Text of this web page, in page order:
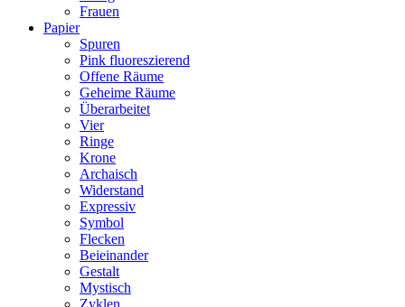
Frauen
Papier
Spuren
Pink fluoreszierend
Offene Räume
Geheime Räume
Überarbeitet
Vier
Ringe
Krone
Archaisch
Widerstand
Expressiv
Symbol
Flecken
Beieinander
Gestalt
Mystisch
Zyklen